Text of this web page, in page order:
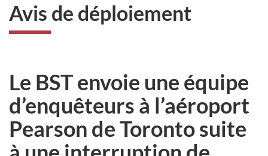
Avis de déploiement
Le BST envoie une équipe
d’enquêteurs à l’aéroport
Pearson de Toronto suite